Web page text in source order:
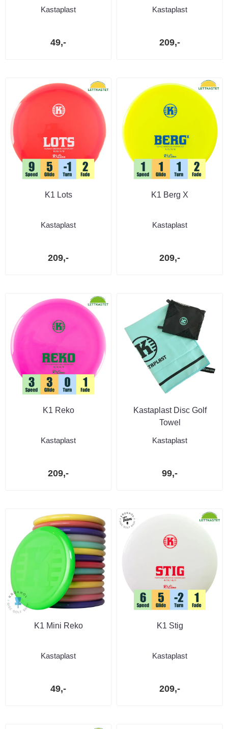
Kastaplast
49,-
Kastaplast
209,-
K1 Lots
Kastaplast
209,-
K1 Berg X
Kastaplast
209,-
K1 Reko
Kastaplast
209,-
Kastaplast Disc Golf
Towel
Kastaplast
99,-
K1 Mini Reko
Kastaplast
49,-
K1 Stig
Kastaplast
209,-